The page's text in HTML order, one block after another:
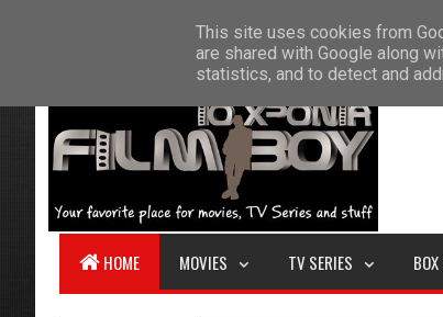
HOME ABOUT US
HOME MOVIES TV SERIES BOX
This site uses cookies from
are shared with Google along
statistics, and to detect and